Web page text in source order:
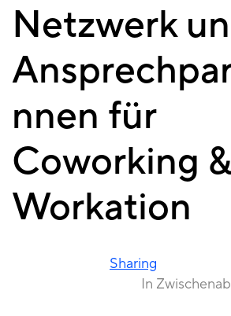
Netzwerk
nnen für
Coworking &
Workation
Sharing
In